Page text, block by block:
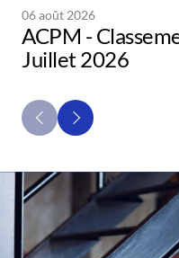
06 août 2026
ACPM -
Juillet 2026